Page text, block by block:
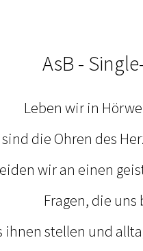
AsB -
Leben wir in
die Ohren des
wir an einen
Fragen, die uns
ihnen stellen und